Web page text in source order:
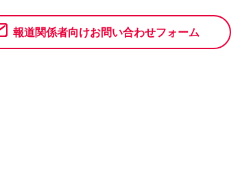
報道関係者向けお問い合わせフォーム